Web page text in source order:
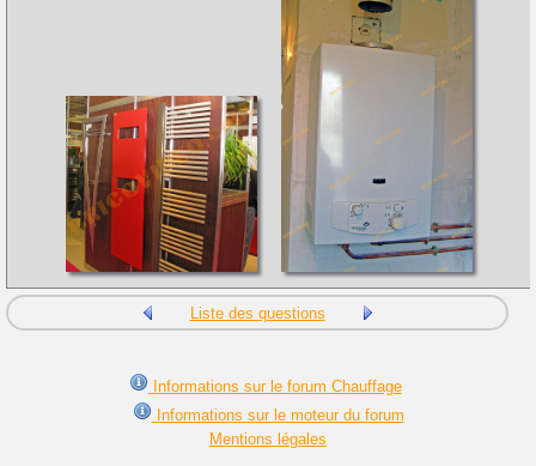
Liste des questions
Informations sur le forum Chauffage
Informations sur le moteur du forum
Mentions légales